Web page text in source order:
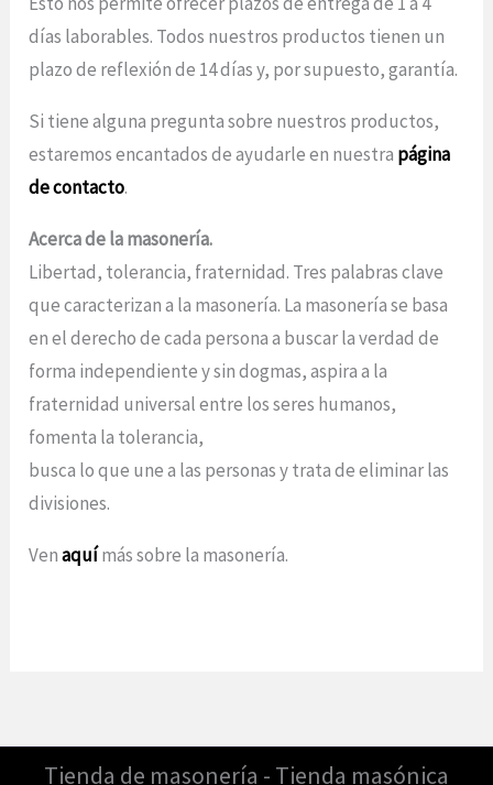
días laborables. Todos nuestros productos tienen un
plazo de reflexión de 14 días y, por supuesto, garantía.
Si tiene alguna pregunta sobre nuestros productos,
estaremos encantados de ayudarle en nuestra página
de contacto.
Acerca de la masonería.
Libertad, tolerancia, fraternidad. Tres palabras clave
que caracterizan a la masonería. La masonería se basa
en el derecho de cada persona a buscar la verdad de
forma independiente y sin dogmas, aspira a la
fraternidad universal entre los seres humanos,
fomenta la tolerancia,
busca lo que une a las personas y trata de eliminar las
divisiones.
Venaquímás sobre la masonería.
Tienda de masonería - Tienda masónica